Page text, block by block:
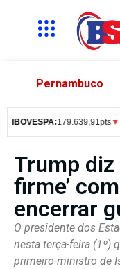
Pernambuco
179.639,91pts▼
Trump diz
firme’
encerrar
O presidente dos
nesta terça-feira (1º)
primeiro-ministro de